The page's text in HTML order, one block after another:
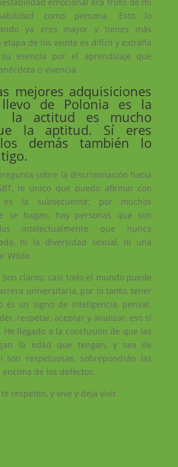
como persona. Esto lo
ya eres mayor y tienes más
etapa de los veinte es difícil y extraña
esencia por el aprendizaje que
o vivencia.
mejores adquisiciones
de Polonia es la
la actitud es mucho
la aptitud. Sí eres
demás también lo
sobre la discriminación hacia
lo único que puedo afirmar con
es la subsecuente; por muchos
se hagan, hay personas que son
intelectualmente que nunca
ni la diversidad sexual, ni una
Wilde.
Son claros; casi todo el mundo puede
universitaria, por lo tanto, tener
es un signo de inteligencia, pensar,
respetar, aceptar y analizar, eso sí
He llegado a la conclusión de que las
la edad que tengan, y sea de
son respetuosas, sobrepondrán las
de los defectos.
respeten, y vive y deja vivir.